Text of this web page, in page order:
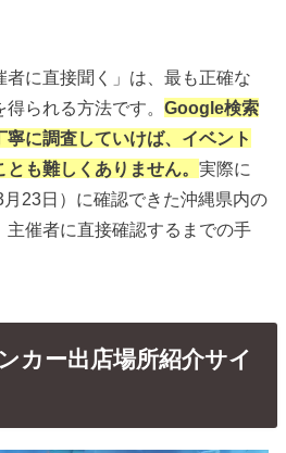
者に直接聞く」は、最も正確な
得られる方法です。Google検索
に調査していけば、イベント
とも難しくありません。実際に
23日）に確認できた沖縄県内の
主催者に直接確認するまでの手
カー出店場所紹介サイ